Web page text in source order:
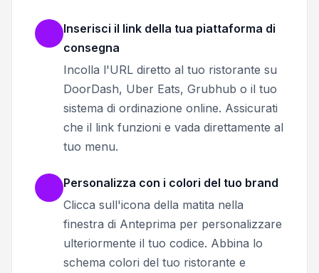
Inserisci il link della tua piattaforma di
consegna
Incolla l'URL diretto al tuo ristorante su
DoorDash, Uber Eats, Grubhub o il tuo
sistema di ordinazione online. Assicurati
che il link funzioni e vada direttamente al
tuo menu.
Personalizza con i colori del tuo brand
Clicca sull'icona della matita nella
finestra di Anteprima per personalizzare
ulteriormente il tuo codice. Abbina lo
schema colori del tuo ristorante e